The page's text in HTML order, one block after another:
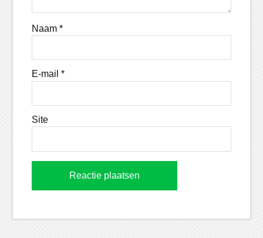
Naam *
E-mail *
Site